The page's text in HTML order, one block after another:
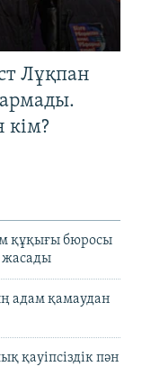
Лұқпан
кім?
құқығы бюросы
адам қамаудан
қауіпсіздік пән